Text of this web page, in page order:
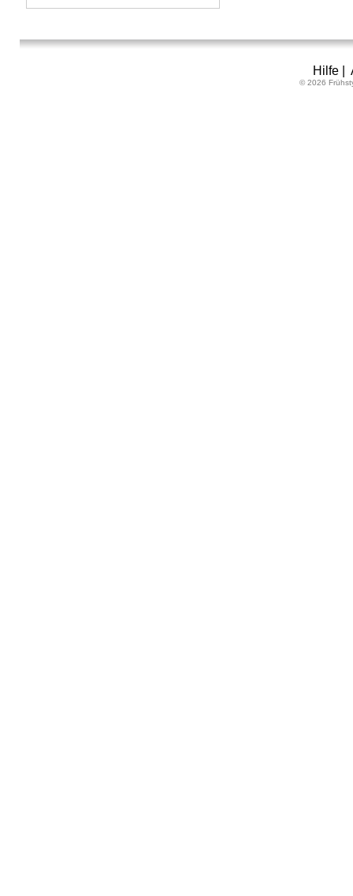
Hilfe|
© 2026